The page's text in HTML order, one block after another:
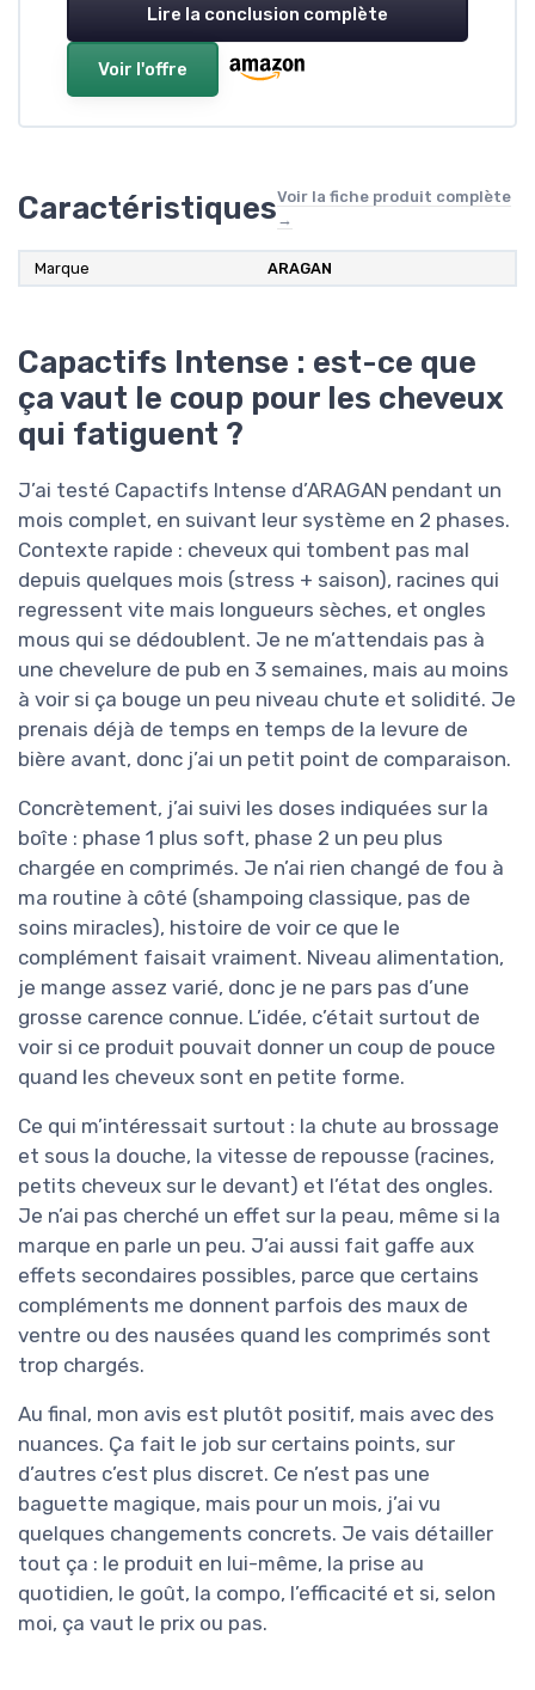
Lire la conclusion complète
Voir l'offre
CaractéristiquesVoir la fiche produit complète
→
Marque ARAGAN
Capactifs Intense : est-ce que
ça vaut le coup pour les cheveux
qui fatiguent ?
J’ai testé Capactifs Intense d’ARAGAN pendant un
mois complet, en suivant leur système en 2 phases.
Contexte rapide : cheveux qui tombent pas mal
depuis quelques mois (stress + saison), racines qui
regressent vite mais longueurs sèches, et ongles
mous qui se dédoublent. Je ne m’attendais pas à
une chevelure de pub en 3 semaines, mais au moins
à voir si ça bouge un peu niveau chute et solidité. Je
prenais déjà de temps en temps de la levure de
bière avant, donc j’ai un petit point de comparaison.
Concrètement, j’ai suivi les doses indiquées sur la
boîte : phase 1 plus soft, phase 2 un peu plus
chargée en comprimés. Je n’ai rien changé de fou à
ma routine à côté (shampoing classique, pas de
soins miracles), histoire de voir ce que le
complément faisait vraiment. Niveau alimentation,
je mange assez varié, donc je ne pars pas d’une
grosse carence connue. L’idée, c’était surtout de
voir si ce produit pouvait donner un coup de pouce
quand les cheveux sont en petite forme.
Ce qui m’intéressait surtout : la chute au brossage
et sous la douche, la vitesse de repousse (racines,
petits cheveux sur le devant) et l’état des ongles.
Je n’ai pas cherché un effet sur la peau, même si la
marque en parle un peu. J’ai aussi fait gaffe aux
effets secondaires possibles, parce que certains
compléments me donnent parfois des maux de
ventre ou des nausées quand les comprimés sont
trop chargés.
Au final, mon avis est plutôt positif, mais avec des
nuances. Ça fait le job sur certains points, sur
d’autres c’est plus discret. Ce n’est pas une
baguette magique, mais pour un mois, j’ai vu
quelques changements concrets. Je vais détailler
tout ça : le produit en lui-même, la prise au
quotidien, le goût, la compo, l’efficacité et si, selon
moi, ça vaut le prix ou pas.